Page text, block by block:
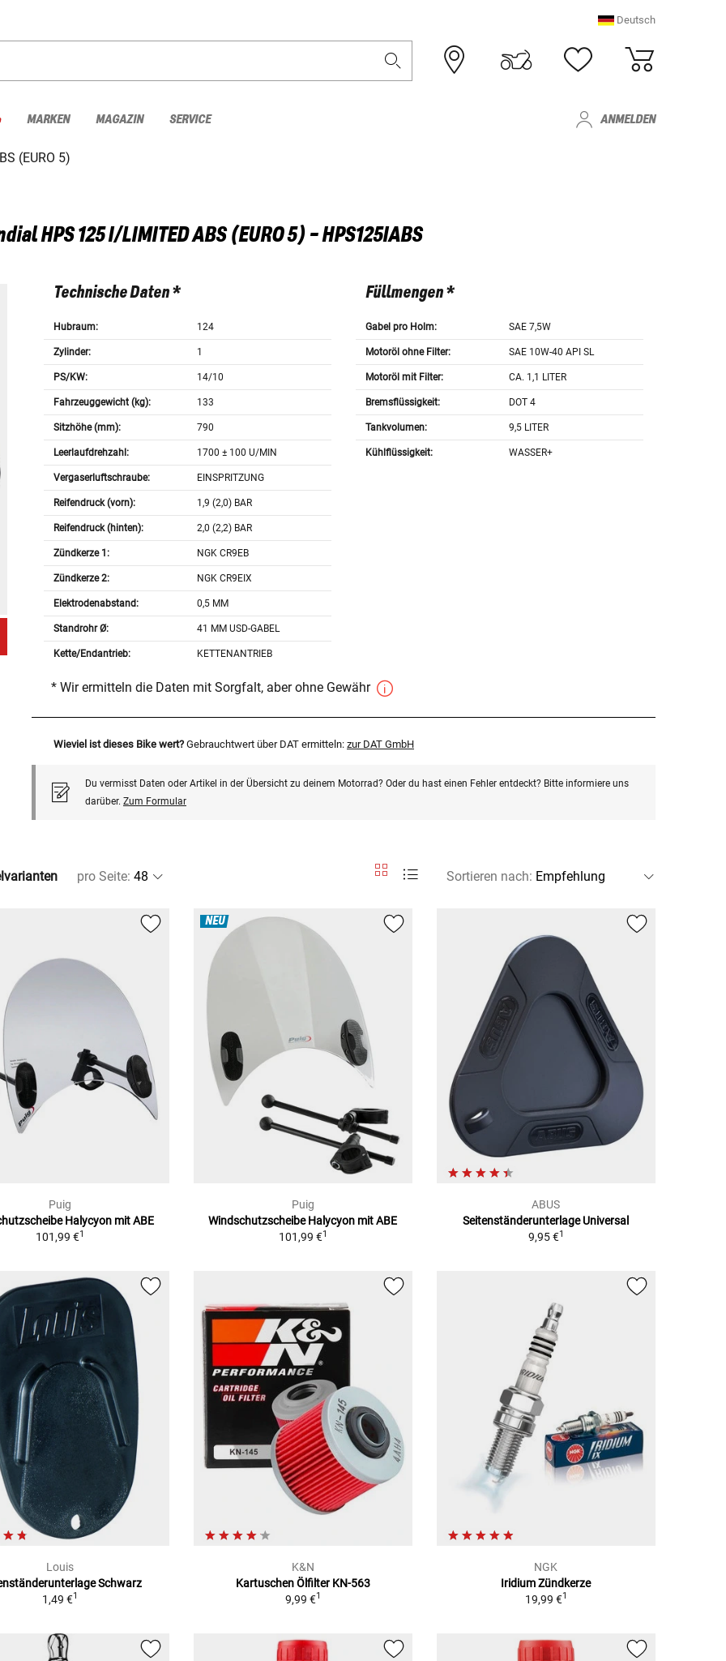
Deutsch
MARKEN MAGAZIN SERVICE ANMELDEN
(EURO 5)
HPS 125 I/LIMITED ABS (EURO 5) - HPS125IABS
Technische Daten *
Hubraum: 124
Zylinder: 1
PS/KW: 14/10
Fahrzeuggewicht (kg): 133
Sitzhöhe (mm): 790
Leerlaufdrehzahl: 1700 ± 100 U/MIN
Vergaserluftschraube: EINSPRITZUNG
Reifendruck (vorn): 1,9 (2,0) BAR
Reifendruck (hinten): 2,0 (2,2) BAR
Zündkerze 1: NGK CR9EB
Zündkerze 2: NGK CR9EIX
Elektrodenabstand: 0,5 MM
Standrohr Ø: 41 MM USD-GABEL
Kette/Endantrieb: KETTENANTRIEB
Füllmengen *
Gabel pro Holm: SAE 7,5W
Motoröl ohne Filter: SAE 10W-40 API SL
Motoröl mit Filter: CA. 1,1 LITER
Bremsflüssigkeit: DOT 4
Tankvolumen: 9,5 LITER
Kühlflüssigkeit: WASSER+
* Wir ermitteln die Daten mit Sorgfalt, aber ohne Gewähr
Wieviel ist dieses Bike wert? Gebrauchtwert über DAT ermitteln: zur DAT GmbH
Du vermisst Daten oder Artikel in der Übersicht zu deinem Motorrad? Oder du hast einen Fehler entdeckt? Bitte informiere uns
darüber. Zum Formular
pro Seite: Sortieren nach:
Puig
Halycyon mit ABE
101,99 €1
NEU
Puig
Windschutzscheibe Halycyon mit ABE
101,99 €1
ABUS
Seitenständerunterlage Universal
9,95 €1
Louis
Schwarz
1,49 €1
K&N
Kartuschen Ölfilter KN-563
9,99 €1
NGK
Iridium Zündkerze
19,99 €1